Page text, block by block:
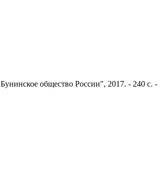
общество России", 2017. - 240 с. -